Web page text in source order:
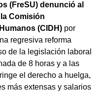
(FreSU) denunció al
Comisión
(CIDH)por
regresiva reforma
de la legislación laboral
de 8 horas y a las
el derecho a huelga,
más extensas y salarios